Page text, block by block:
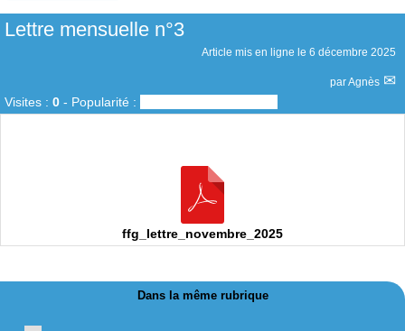
Lettre mensuelle n°3
Article mis en ligne le 6 décembre 2025
parAgnès
Visites : 0 - Popularité :
ffg_lettre_novembre_2025
Dans la même rubrique